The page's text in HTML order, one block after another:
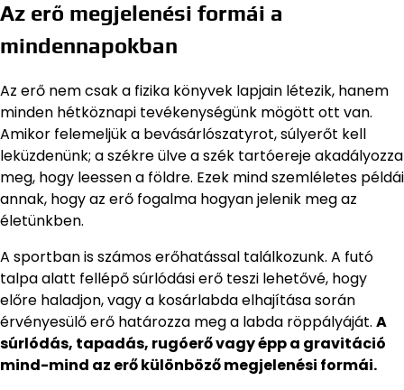
Az erő megjelenési formái a
mindennapokban
Az erő nem csak a fizika könyvek lapjain létezik, hanem
minden hétköznapi tevékenységünk mögött ott van.
Amikor felemeljük a bevásárlószatyrot, súlyerőt kell
leküzdenünk; a székre ülve a szék tartóereje akadályozza
meg, hogy leessen a földre. Ezek mind szemléletes példái
annak, hogy az erő fogalma hogyan jelenik meg az
életünkben.
A sportban is számos erőhatással találkozunk. A futó
talpa alatt fellépő súrlódási erő teszi lehetővé, hogy
előre haladjon, vagy a kosárlabda elhajítása során
érvényesülő erő határozza meg a labda röppályáját. A
súrlódás, tapadás, rugóerő vagy épp a gravitáció
mind-mind az erő különböző megjelenési formái.